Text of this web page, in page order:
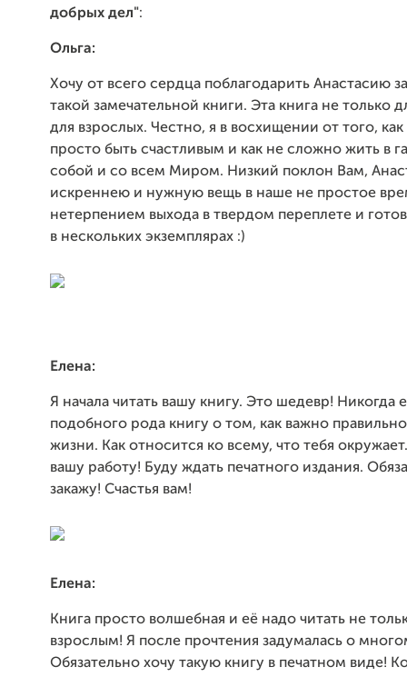
добрых дел":
Ольга:
Хочу от всего сердца поблагодарить Анастасию
такой замечательной книги. Эта книга не только
для взрослых. Честно, я в восхищении от того,
просто быть счастливым и как не сложно жить в
собой и со всем Миром. Низкий поклон Вам,
искреннею и нужную вещь в наше не простое
нетерпением выхода в твердом переплете и
в нескольких экземплярах :)
Елена:
Я начала читать вашу книгу. Это шедевр! Никогда
подобного рода книгу о том, как важно
жизни. Как относится ко всему, что тебя
вашу работу! Буду ждать печатного издания.
закажу! Счастья вам!
Елена:
Книга просто волшебная и её надо читать не
взрослым! Я после прочтения задумалась о
Обязательно хочу такую книгу в печатном виде!